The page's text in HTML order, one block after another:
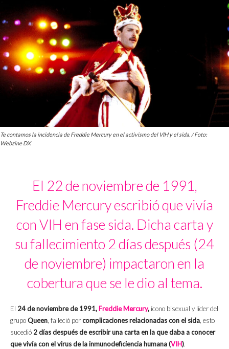
Te contamos la incidencia de Freddie Mercury en el activismo del VIH y el sida. / Foto:
Webzine DX
El 22 de noviembre de 1991,
Freddie Mercury escribió que vivía
con VIH en fase sida. Dicha carta y
su fallecimiento 2 días después (24
de noviembre) impactaron en la
cobertura que se le dio al tema.
El 24 de noviembre de 1991, Freddie Mercury, ícono bisexual y líder del
grupoQueen, falleció porcomplicaciones relacionadas con el sida, esto
sucedió 2 días después de escribir una carta en la que daba a conocer
que vivía con el virus de la inmunodeficiencia humana (VIH).